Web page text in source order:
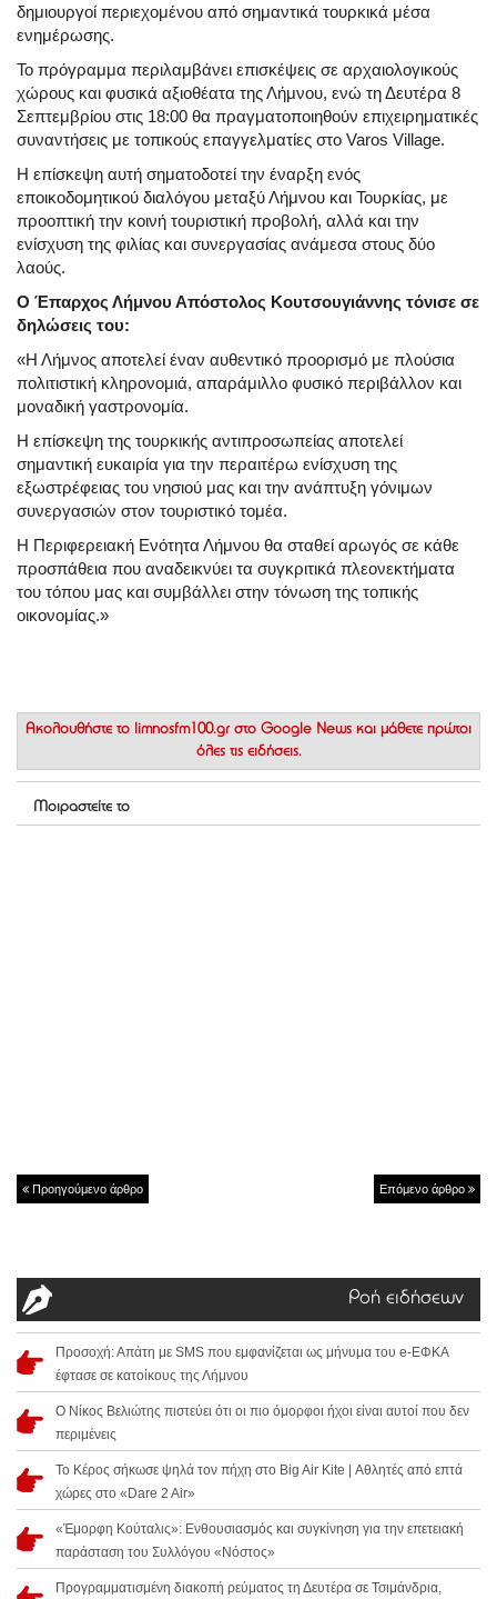
δημιουργοί περιεχομένου από σημαντικά τουρκικά μέσα
ενημέρωσης.
Το πρόγραμμα περιλαμβάνει επισκέψεις σε αρχαιολογικούς
χώρους και φυσικά αξιοθέατα της Λήμνου, ενώ τη Δευτέρα 8
Σεπτεμβρίου στις 18:00 θα πραγματοποιηθούν επιχειρηματικές
συναντήσεις με τοπικούς επαγγελματίες στο Varos Village.
Η επίσκεψη αυτή σηματοδοτεί την έναρξη ενός
εποικοδομητικού διαλόγου μεταξύ Λήμνου και Τουρκίας, με
προοπτική την κοινή τουριστική προβολή, αλλά και την
ενίσχυση της φιλίας και συνεργασίας ανάμεσα στους δύο
λαούς.
Ο Έπαρχος Λήμνου Απόστολος Κουτσουγιάννης τόνισε σε
δηλώσεις του:
«Η Λήμνος αποτελεί έναν αυθεντικό προορισμό με πλούσια
πολιτιστική κληρονομιά, απαράμιλλο φυσικό περιβάλλον και
μοναδική γαστρονομία.
Η επίσκεψη της τουρκικής αντιπροσωπείας αποτελεί
σημαντική ευκαιρία για την περαιτέρω ενίσχυση της
εξωστρέφειας του νησιού μας και την ανάπτυξη γόνιμων
συνεργασιών στον τουριστικό τομέα.
Η Περιφερειακή Ενότητα Λήμνου θα σταθεί αρωγός σε κάθε
προσπάθεια που αναδεικνύει τα συγκριτικά πλεονεκτήματα
του τόπου μας και συμβάλλει στην τόνωση της τοπικής
οικονομίας.»
Ακολουθήστε το limnosfm100.gr στο Google News και μάθετε πρώτοι
όλες τις ειδήσεις.
Μοιραστείτε το
Προηγούμενο άρθρο Επόμενο άρθρο
Ροή ειδήσεων
Προσοχή: Απάτη με SMS που εμφανίζεται ως μήνυμα του e-ΕΦΚΑ
έφτασε σε κατοίκους της Λήμνου
Ο Νίκος Βελιώτης πιστεύει ότι οι πιο όμορφοι ήχοι είναι αυτοί που δεν
περιμένεις
Το Κέρος σήκωσε ψηλά τον πήχη στο Big Air Kite | Αθλητές από επτά
χώρες στο «Dare 2 Air»
«Έμορφη Κούταλις»: Ενθουσιασμός και συγκίνηση για την επετειακή
παράσταση του Συλλόγου «Νόστος»
Προγραμματισμένη διακοπή ρεύματος τη Δευτέρα σε Τσιμάνδρια,